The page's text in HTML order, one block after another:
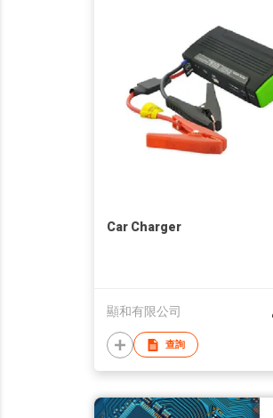
Car Charger
顯和有限公司
查詢